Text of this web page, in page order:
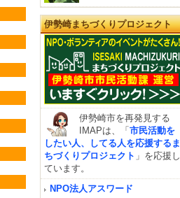
伊勢崎まちづくりプロジェクト
伊勢崎市を再発見する
IMAPは、「 市民活動を
したい人、してる人を応援するま
ちづくりプロジェクト 」を応援し
ています。
NPO法人アスワード